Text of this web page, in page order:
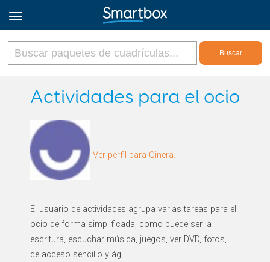
Online Grids
Regístrate
Actividades para el ocio
Ver perfil para Qinera.
El usuario de actividades agrupa varias tareas para el
ocio de forma simplificada, como puede ser la
escritura, escuchar música, juegos, ver DVD, fotos,…
de acceso sencillo y ágil.